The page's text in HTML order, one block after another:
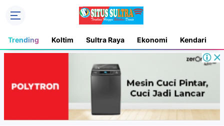
Trending Koltim Sultra Raya Ekonomi Kendari